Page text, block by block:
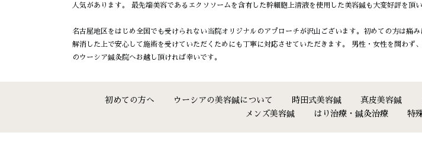
人気があります。 最先端美容であるエクソソームを含有した幹細胞上清液を使用した美容鍼も大変好評を頂い
名古屋地区をはじめ全国でも受けられない当院オリジナルのアプローチが沢山ございます。初めての方は痛
解消した上で安心して施術を受けていただくためにも丁寧に対応させていただきます。 男性・女性を問わ
のウーシア鍼灸院へお越し頂ければ幸いです。
初めての方へ ウーシアの美容鍼について 時田式美容鍼 真皮美容鍼
メンズ美容鍼
はり治療・鍼灸治療 特